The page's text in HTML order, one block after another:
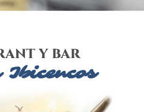
Y BAR
Ibicencos